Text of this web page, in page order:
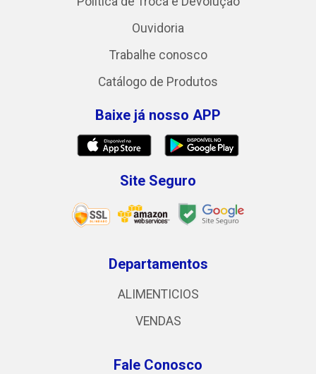
Ouvidoria
Trabalhe conosco
Catálogo de Produtos
Baixe já nosso APP
Site Seguro
Departamentos
ALIMENTICIOS
VENDAS
Fale Conosco